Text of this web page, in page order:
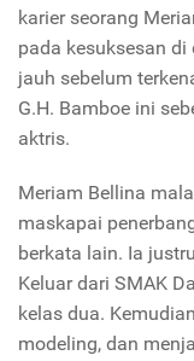
karier seorang
pada kesuksesan
jauh sebelum
G.H. Bamboe ini
aktris.
Meriam Bellina
maskapai
berkata lain. Ia
Keluar dari SMAK
kelas dua.
modeling, dan